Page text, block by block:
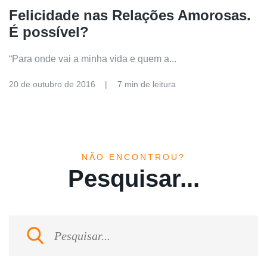
Felicidade nas Relações Amorosas.
É possível?
“Para onde vai a minha vida e quem a...
20 de outubro de 2016 7 min de leitura
NÃO ENCONTROU?
Pesquisar...